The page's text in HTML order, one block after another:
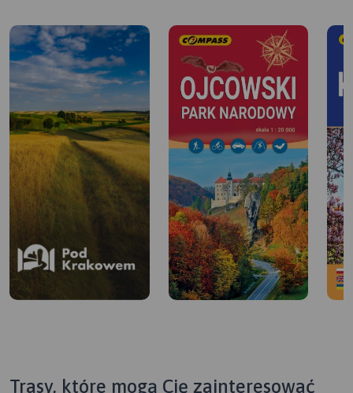
Trasy, które mogą Cię zainteresować